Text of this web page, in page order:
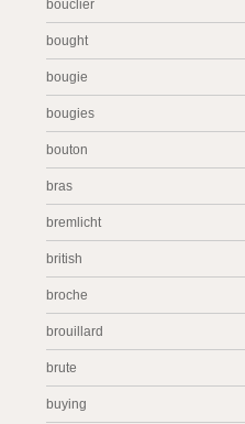
bouclier
bought
bougie
bougies
bouton
bras
bremlicht
british
broche
brouillard
brute
buying